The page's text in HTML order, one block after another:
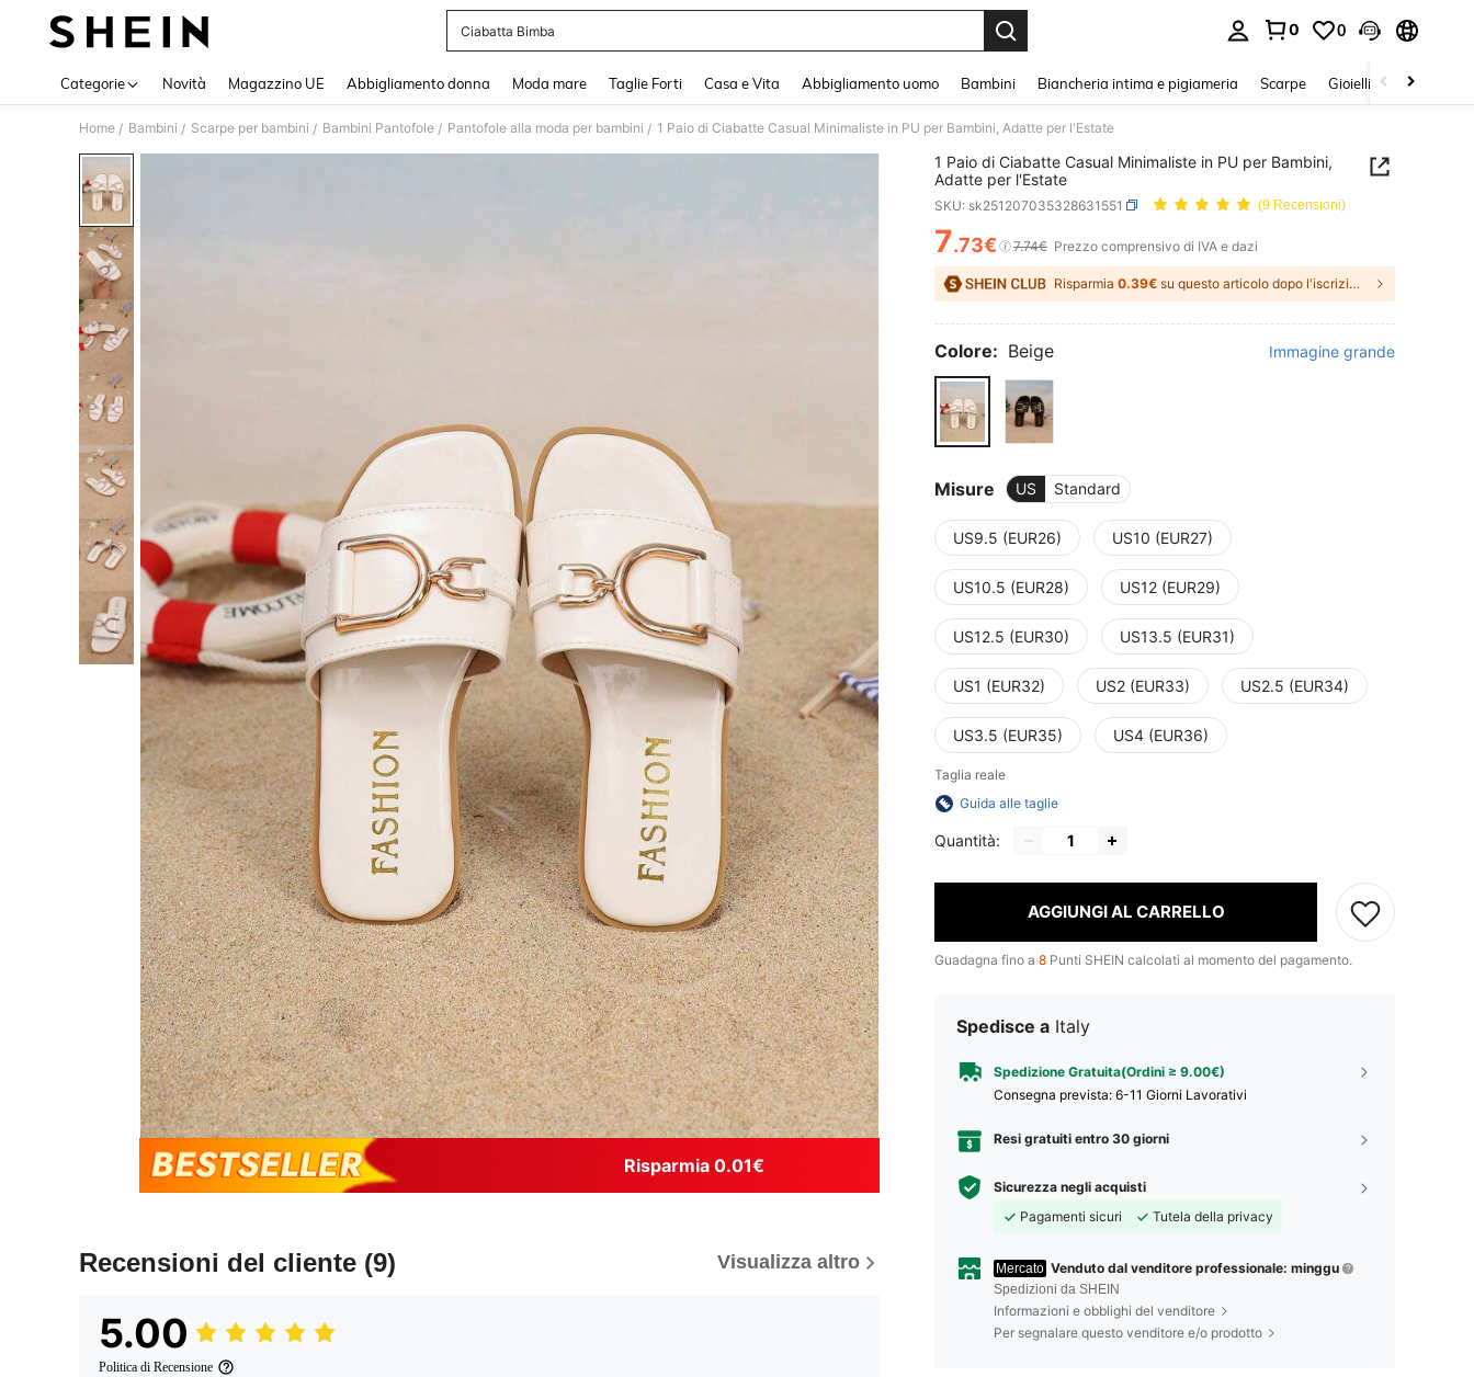
Ciabatta Bimba
0 0
Categorie Novità Magazzino UE Abbigliamento donna Moda mare Taglie Forti Casa e Vita Abbigliamento uomo Bambini Biancheria intima e pigiameria Scarpe Gioielli E Accessori
Home / Bambini / Scarpe per bambini / Bambini Pantofole / Pantofole alla moda per bambini / 1 Paio di Ciabatte Casual Minimaliste in PU per Bambini, Adatte per l'Estate
Risparmia 0.01€
Recensioni del cliente (9) Visualizza altro
5.00
Politica di Recensione
1 Paio di Ciabatte Casual Minimaliste in PU per Bambini,
Adatte per l'Estate
SKU: sk251207035328631551 (9 Recensioni)
PRICE AND AVAILABILITY
7.73€ 7.74€ Prezzo comprensivo di IVA e dazi
Risparmia 0.39€ su questo articolo dopo l'iscrizione.
Colore: Beige Immagine grande
Misure US Standard
US9.5 (EUR26) US10 (EUR27)
US10.5 (EUR28) US12 (EUR29)
US12.5 (EUR30) US13.5 (EUR31)
US1 (EUR32) US2 (EUR33) US2.5 (EUR34)
US3.5 (EUR35) US4 (EUR36)
Taglia reale
Guida alle taglie
Quantità:
AGGIUNGI AL CARRELLO
Guadagna fino a 8 Punti SHEIN calcolati al momento del pagamento.
Spedisce a Italy
Spedizione Gratuita(Ordini ≥ 9.00€)
Consegna prevista: 6-11 Giorni Lavorativi
Resi gratuiti entro 30 giorni
Sicurezza negli acquisti
Pagamenti sicuri
Tutela della privacy
Mercato Venduto dal venditore professionale: minggu
Spedizioni da SHEIN
Informazioni e obblighi del venditore
Per segnalare questo venditore e/o prodotto